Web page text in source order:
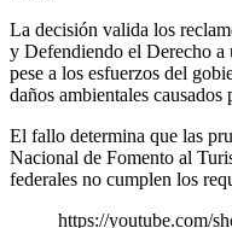
La decisión valida los
y Defendiendo el Derecho
pese a los esfuerzos del
daños ambientales
El fallo determina que las
Nacional de Fomento al
federales no cumplen los
https://youtube.com/